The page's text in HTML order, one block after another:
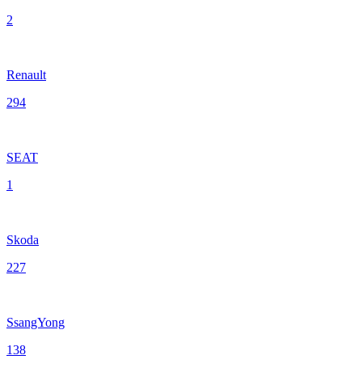
2
Renault
294
SEAT
1
Skoda
227
SsangYong
138